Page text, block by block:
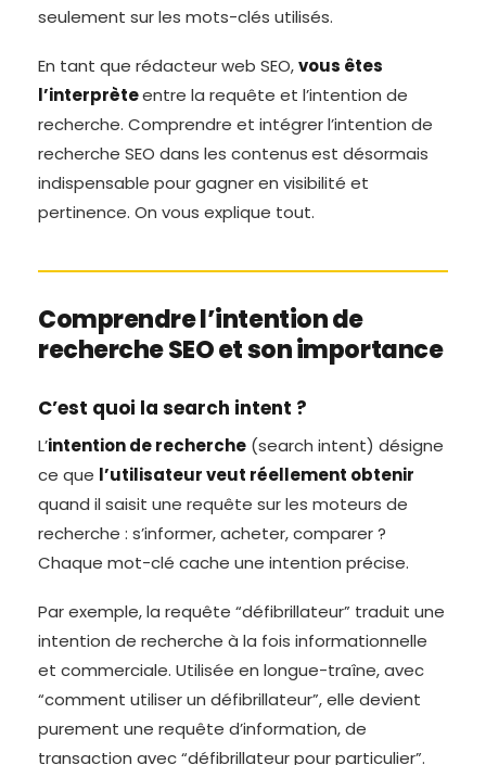
seulement sur les mots-clés utilisés.
En tant que rédacteur web SEO,vous êtes
l’interprèteentre la requête et l’intention de
recherche. Comprendre et intégrer l’intention de
recherche SEO dans les contenusest désormais
indispensable pour gagner en visibilité et
pertinence. On vous explique tout.
Comprendre l’intention de
recherche SEO et son importance
C’est quoi la search intent ?
L’intention de recherche (search intent) désigne
ce que l’utilisateur veut réellement obtenir
quand il saisit une requête sur les moteurs de
recherche : s’informer, acheter, comparer ?
Chaque mot-clé cache une intention précise.
Par exemple, la requête “défibrillateur” traduit une
intention de recherche à la fois informationnelle
et commerciale. Utilisée en longue-traîne, avec
“comment utiliser un défibrillateur”, elle devient
purement une requête d’information, de
transaction avec “défibrillateur pour particulier”.